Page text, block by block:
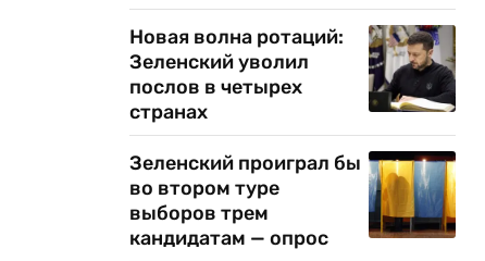
Новая волна ротаций:
Зеленский уволил
послов в четырех
странах
Зеленский проиграл бы
во втором туре
выборов трем
кандидатам — опрос